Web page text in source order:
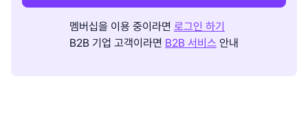
멤버십을 이용 중이라면 로그인 하기
B2B 기업 고객이라면 B2B 서비스 안내